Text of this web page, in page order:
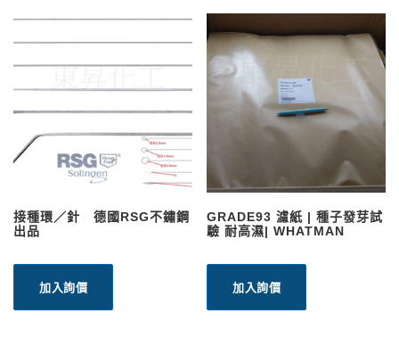
接種環／針 德國RSG不鏽鋼
出品
加入詢價
GRADE93 濾紙 | 種子發芽試
驗 耐高濕| WHATMAN
加入詢價